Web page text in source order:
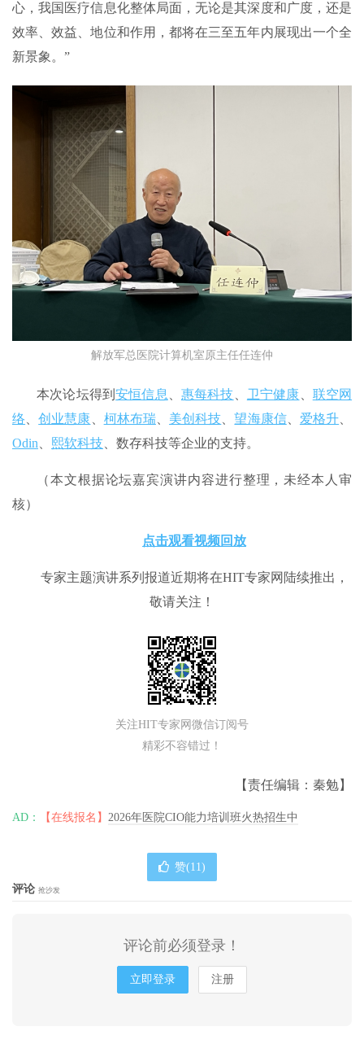
心，我国医疗信息化整体局面，无论是其深度和广度，还是
效率、效益、地位和作用，都将在三至五年内展现出一个全
新景象。”
解放军总医院计算机室原主任任连仲
本次论坛得到安恒信息 惠每科技 卫宁健康
联空网
络 、创业慧康 柯林布瑞、 美创科技 、望海康信、 爱格升
Odin
熙软科技 、数存科技等企业的支持。
（本文根据论坛嘉宾演讲内容进行整理，未经本人审
核）
点击观看视频回放
专家主题演讲系列报道近期将在HIT专家网陆续推出，
敬请关注！
关注HIT专家网微信订阅号
精彩不容错过！
【责任编辑：秦勉】
AD： 【在线报名】 2026年医院CIO能力培训班火热招生中
赞(11)
评论 抢沙发
评论前必须登录！
立即登录 注册